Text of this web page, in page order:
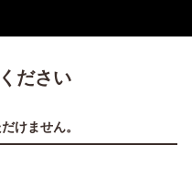
ださい
けません。